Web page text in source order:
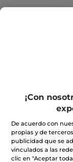
Kit
Un dúo
No
hay
Kit
Dúo
Ducha
&
¡Con
De acuerdo con
propias y de
publicidad que se
vinculados a las
clic en "Aceptar